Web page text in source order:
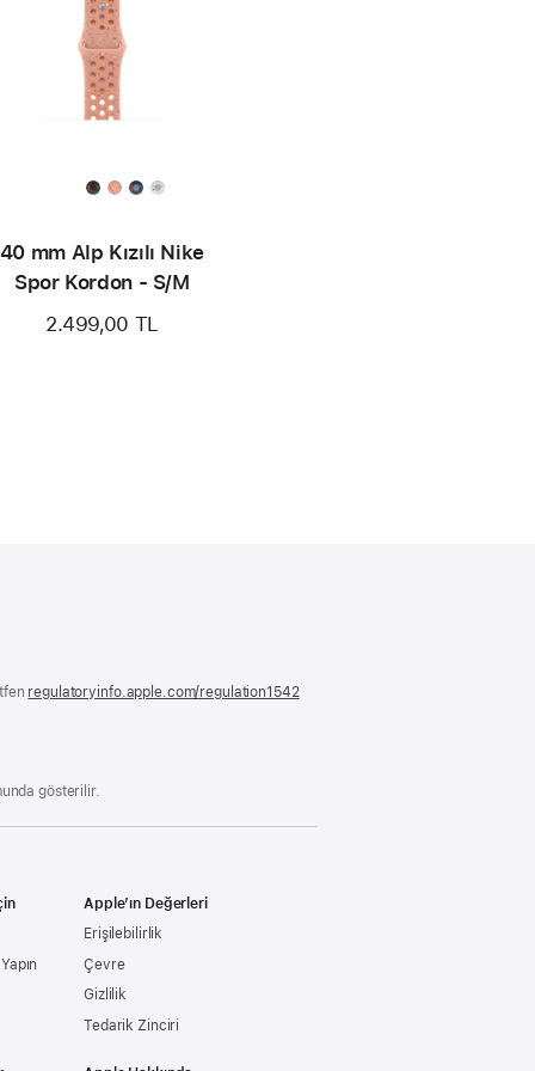
40 mm Alp Kızılı Nike
Spor Kordon - S/M
2.499,00 TL
regulatoryinfo.apple.com/regulation1542(yeni
gösterilir.
Apple’ın Değerleri
Erişilebilirlik
Çevre
Gizlilik
Tedarik Zinciri